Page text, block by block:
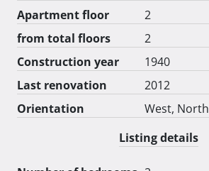
Apartment floor
2
from total floors
2
Construction year
1940
Last renovation
2012
Orientation
West, North
Listing details